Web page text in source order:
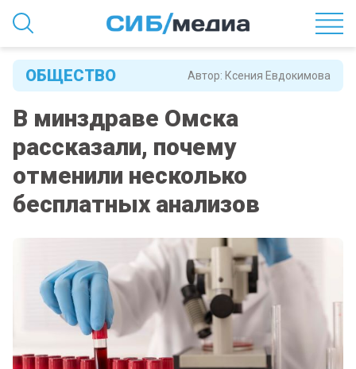
Автор: Ксения Евдокимова
ОБЩЕСТВО
В минздраве Омска
рассказали, почему
отменили несколько
бесплатных анализов